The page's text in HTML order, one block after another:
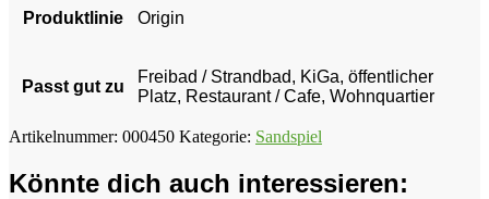
Produktlinie Origin
Passt gut zu
Freibad / Strandbad, KiGa, öffentlicher
Platz, Restaurant / Cafe, Wohnquartier
Artikelnummer: 000450 Kategorie: Sandspiel
Könnte dich auch interessieren: